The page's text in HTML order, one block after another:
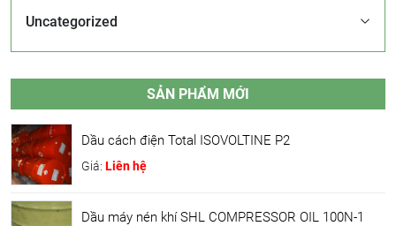
Uncategorized
SẢN PHẨM MỚI
Dầu cách điện Total ISOVOLTINE P2
Giá: Liên hệ
Dầu máy nén khí SHL COMPRESSOR OIL 100N-1